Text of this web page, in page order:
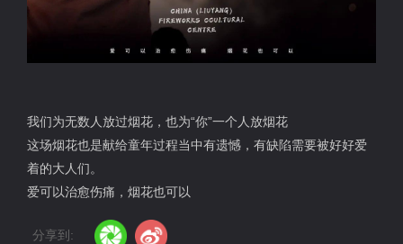
我们为无数人放过烟花，也为“你”一个人放烟花
这场烟花也是献给童年过程当中有遗憾，有缺陷需要被好好爱
着的大人们。
爱可以治愈伤痛，烟花也可以
分享到: